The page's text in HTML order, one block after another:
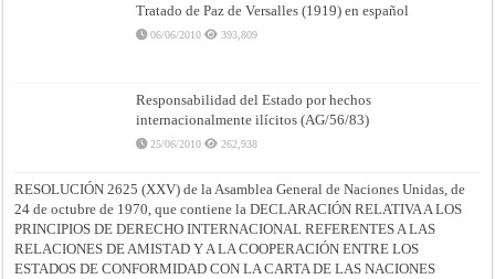
Tratado de Paz de Versalles (1919) en español
06/06/2010 393,809
Responsabilidad del Estado por hechos
internacionalmente ilícitos (AG/56/83)
25/06/2010 262,938
RESOLUCIÓN 2625 (XXV) de la Asamblea General de Naciones Unidas, de
24 de octubre de 1970, que contiene la DECLARACIÓN RELATIVA A LOS
PRINCIPIOS DE DERECHO INTERNACIONAL REFERENTES A LAS
RELACIONES DE AMISTAD Y A LA COOPERACIÓN ENTRE LOS
ESTADOS DE CONFORMIDAD CON LA CARTA DE LAS NACIONES